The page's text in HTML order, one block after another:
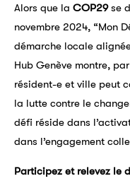
Alors que la COP29se
novembre 2024, “Mon
démarche locale
Hub Genève montre,
résident-e et ville peut
la lutte contre le
défi réside dans
dans l’engagement
Participez et relevez le